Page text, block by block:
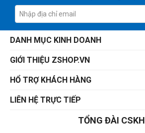
DANH MỤC KINH DOANH
GIỚI THIỆU ZSHOP.VN
HỔ TRỢ KHÁCH HÀNG
LIÊN HỆ TRỰC TIẾP
TỔNG ĐÀI CSKH